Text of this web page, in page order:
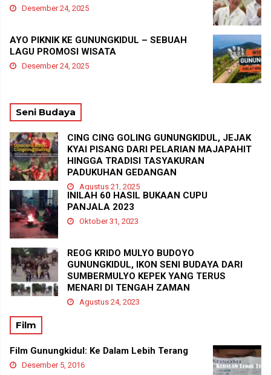
Desember 24, 2025
AYO PIKNIK KE GUNUNGKIDUL – SEBUAH
LAGU PROMOSI WISATA
Desember 24, 2025
Seni Budaya
CING CING GOLING GUNUNGKIDUL, JEJAK
KYAI PISANG DARI PELARIAN MAJAPAHIT
HINGGA TRADISI TASYAKURAN
PADUKUHAN GEDANGAN
Agustus 21, 2025
INILAH 60 HASIL BUKAAN CUPU
PANJALA 2023
Oktober 31, 2023
REOG KRIDO MULYO BUDOYO
GUNUNGKIDUL, IKON SENI BUDAYA DARI
SUMBERMULYO KEPEK YANG TERUS
MENARI DI TENGAH ZAMAN
Agustus 24, 2023
Film
Film Gunungkidul: Ke Dalam Lebih Terang
Desember 5, 2016